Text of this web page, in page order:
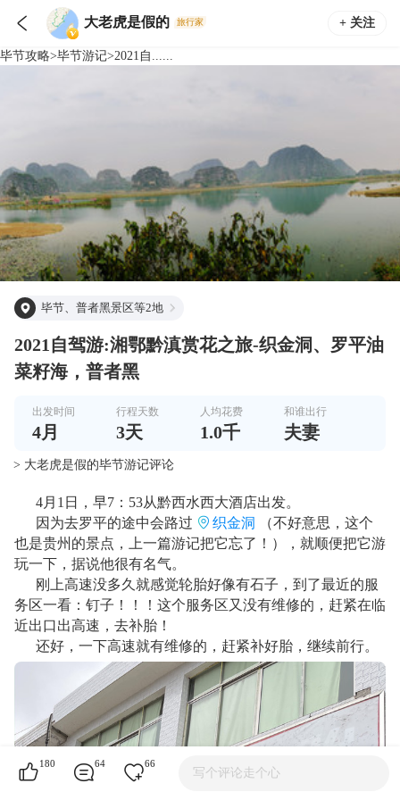
 大老虎是假的 旅行家 + 关注
毕节攻略>毕节游记>2021自......
毕节、普者黑景区等2地
2021自驾游:湘鄂黔滇赏花之旅-织金洞、罗平油
菜籽海，普者黑
出发时间
4月
行程天数
3天
人均花费
1.0千
和谁出行
夫妻
> 大老虎是假的毕节游记评论
4月1日，早7：53从黔西水西大酒店出发。
因为去罗平的途中会路过
织金洞
（不好意思，这个
也是贵州的景点，上一篇游记把它忘了！），就顺便把它游
玩一下，据说他很有名气。
刚上高速没多久就感觉轮胎好像有石子，到了最近的服
务区一看：钉子！！！这个服务区又没有维修的，赶紧在临
近出口出高速，去补胎！
还好，一下高速就有维修的，赶紧补好胎，继续前行。
180 64 66
写个评论走个心